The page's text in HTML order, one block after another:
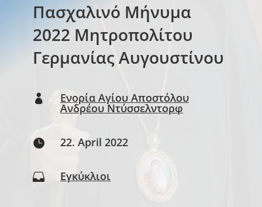
Πασχαλινό Mήνυμα
2022 Μητροπολίτου
Γερμανίας Αυγουστίνου
 Ενορία Αγίου Αποστόλου
Ανδρέου Ντύσσελντορφ
 22. April 2022
 Εγκύκλιοι